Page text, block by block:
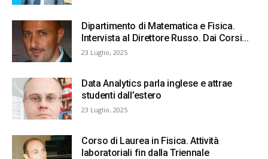
Dipartimento di Matematica e Fisica.
Intervista al Direttore Russo. Dai Corsi...
23 Luglio, 2025
Data Analytics parla inglese e attrae
studenti dall’estero
23 Luglio, 2025
Corso di Laurea in Fisica. Attività
laboratoriali fin dalla Triennale